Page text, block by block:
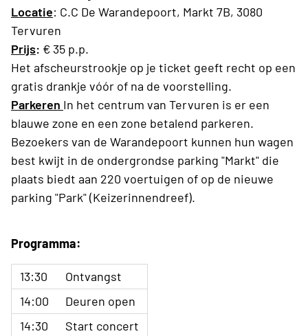
Locatie: C.C De Warandepoort, Markt 7B, 3080
Tervuren
Prijs: € 35 p.p.
Het afscheurstrookje op je ticket geeft recht op een
gratis drankje vóór of na de voorstelling.
Parkeren In het centrum van Tervuren is er een
blauwe zone en een zone betalend parkeren.
Bezoekers van de Warandepoort kunnen hun wagen
best kwijt in de ondergrondse parking "Markt" die
plaats biedt aan 220 voertuigen of op de nieuwe
parking "Park" (Keizerinnendreef).
Programma:
13:30
Ontvangst
14:00
Deuren open
14:30
Start concert